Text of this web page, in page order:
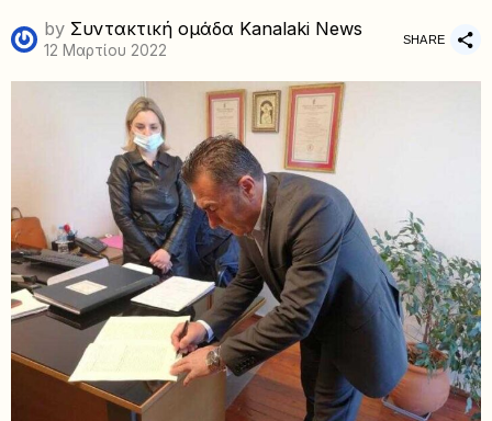
by Συντακτική ομάδα Kanalaki News
12 Μαρτίου 2022
SHARE